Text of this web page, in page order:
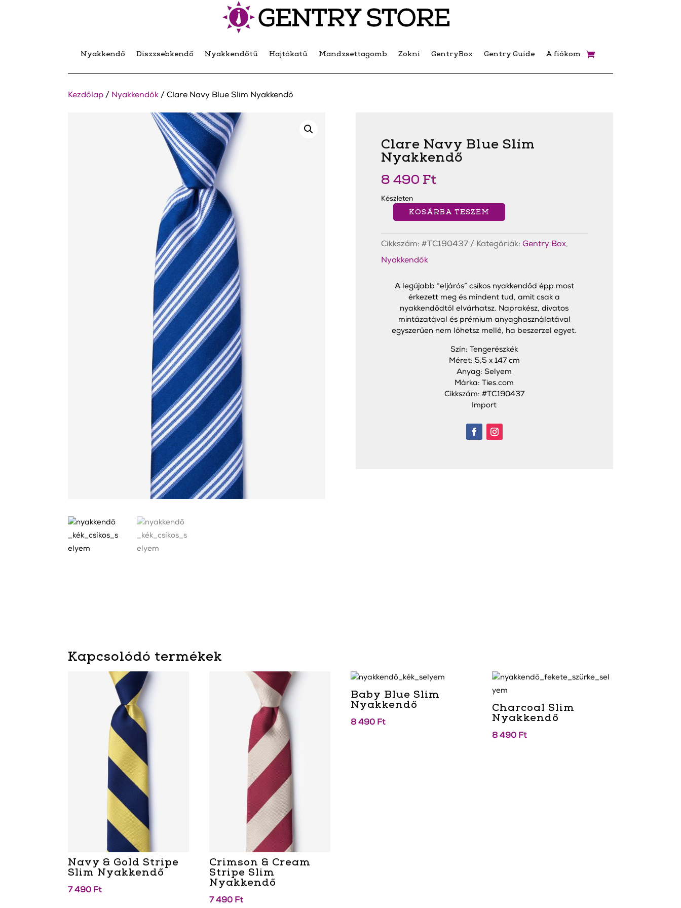
Nyakkendő Díszzsebkendő Nyakkendőtű Hajtókatű Mandzsettagomb Zokni GentryBox Gentry Guide A fiókom
Kezdőlap / Nyakkendők / Clare Navy Blue Slim Nyakkendő
Clare Navy Blue Slim
Nyakkendő
8 490 Ft
Készleten
Navy
Nyakkendő
KOSÁRBA TESZEM
Cikkszám: #TC190437 Kategóriák: Gentry Box,
Nyakkendők
A legújabb “eljárós” csíkos nyakkendőd épp most
érkezett meg és mindent tud, amit csak a
nyakkendődtől elvárhatsz. Naprakész, divatos
mintázatával és prémium anyaghasználatával
egyszerűen nem lőhetsz mellé, ha beszerzel egyet.
Szín: Tengerészkék
Méret: 5,5 x 147 cm
Anyag: Selyem
Márka: Ties.com
Cikkszám: #TC190437
Import
Kapcsolódó termékek
Navy & Gold Stripe
Slim Nyakkendő
7 490 Ft
Crimson & Cream
Stripe Slim
Nyakkendő
7 490 Ft
Baby Blue Slim
Nyakkendő
8 490 Ft
Charcoal Slim
Nyakkendő
8 490 Ft